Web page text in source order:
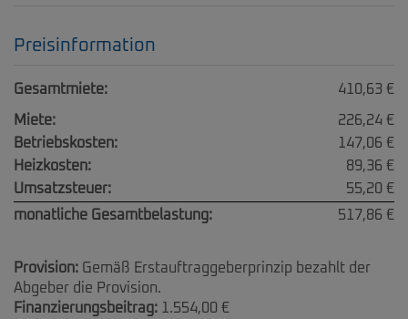
Preisinformation
Gesamtmiete: 410,63 €
Miete:
226,24 €
Betriebskosten:
147,06 €
Heizkosten:
89,36 €
Umsatzsteuer:
55,20 €
monatliche Gesamtbelastung:
517,86 €
Provision: Gemäß Erstauftraggeberprinzip bezahlt der
Abgeber die Provision.
Finanzierungsbeitrag:
1.554,00 €